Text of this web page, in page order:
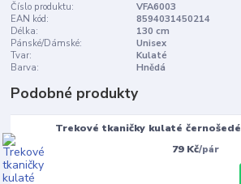
Číslo produktu:
VFA6003
EAN kód:
8594031450214
Délka:
130 cm
Pánské/Dámské:
Unisex
Tvar:
Kulaté
Barva:
Hnědá
Podobné produkty
Trekové tkaničky kulaté černošedé
79 Kč/pár